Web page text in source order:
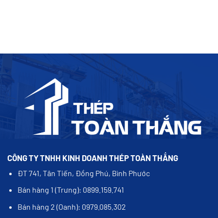
CÔNG TY TNHH KINH DOANH THÉP TOÀN THẮNG
ĐT 741, Tân Tiến, Đồng Phú, Bình Phước
Bán hàng 1 (Trưng): 0899.159.741
Bán hàng 2 (Oanh): 0979.085.302